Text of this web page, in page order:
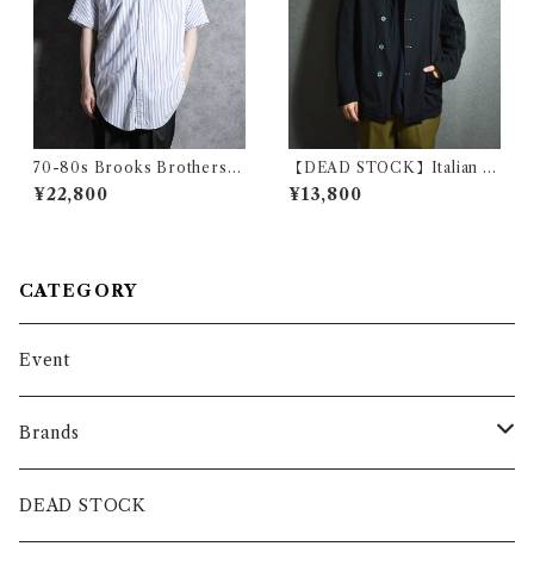
70-80s Brooks Brothers
Makers 6 buttons OX B.D.
Shirts ブルックスブラザーズ
¥22,800
【DEAD STOCK】Italian N
avy Chef Jacket イタリア軍
シェフジャケット コックジャ
¥13,800
CATEGORY
Event
Brands
intch.
DEAD STOCK